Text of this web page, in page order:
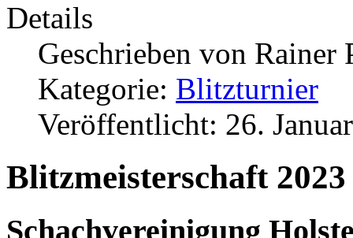
Details
Geschrieben von Rainer
Kategorie: Blitzturnier
Veröffentlicht: 26.
Blitzmeisterschaft
Schachvereinigung